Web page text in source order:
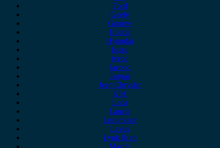
Ford
Geely
Gonow
Honda
Hyundai
Isuzu
iveco
Jaecoo
Jaguar
Jeep Chrysler
KIA
Lada
Lancia
Leapmotor
Lexus
Lynk & co
Mazda